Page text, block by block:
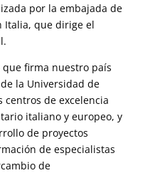
por la embajada de
Italia, que dirige el
que firma nuestro país
la Universidad de
centros de excelencia
italiano y europeo, y
de proyectos
de especialistas
de